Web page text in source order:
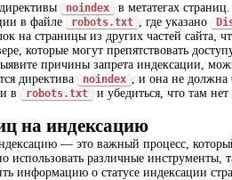
noindex
в метатегах страниц.
в файле
robots.txt , где указано
на страницы из других частей сайта,
которые могут препятствовать
причины запрета индексации,
директива
noindex , и она не должна
в
robots.txt и убедиться, что там
на индексацию
— это важный процесс,
использовать различные
информацию о статусе индексации